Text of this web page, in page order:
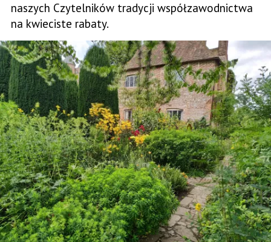
naszych Czytelników tradycji współzawodnictwa
na kwieciste rabaty.